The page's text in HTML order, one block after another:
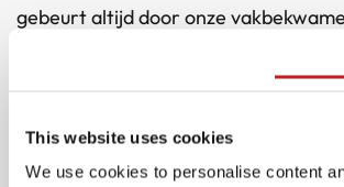
This website uses cookies
We use cookies to personalise content
gebeurt altijd door onze vakbekwame
servicemonteurs. Zij zijn allemaal
meer door Marioff uit Finland, onze
van hun nieuwste HI-FOG®-pompen
zonder sleutels en moeren: het